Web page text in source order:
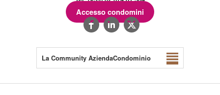
Accesso condomini
La Community AziendaCondominio